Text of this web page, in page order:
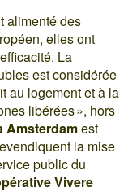
alimenté des
elles ont
La
est considérée
au logement et à la
libérées », hors
Amsterdamest
la mise
public du
Vivere